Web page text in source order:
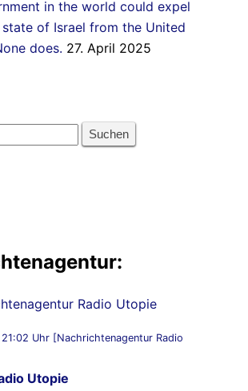
in the world could expel
of Israel from the United
does. 27. April 2025
Radio Utopie
Uhr [Nachrichtenagentur Radio
Utopie